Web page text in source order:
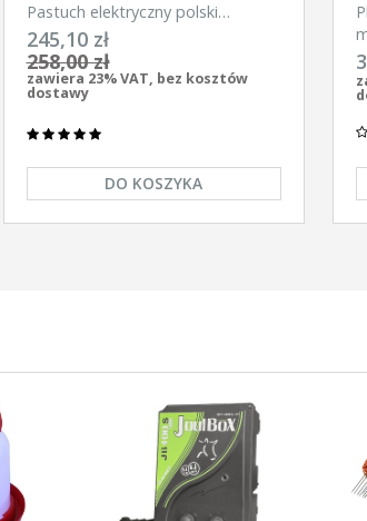
Pastuch elektryczny polski
elektryzator uniwersalny Agronet
AS-1100 12V/230
245,10 zł
258,00 zł
zawiera 23% VAT, bez kosztów
dostawy
DO KOSZYKA